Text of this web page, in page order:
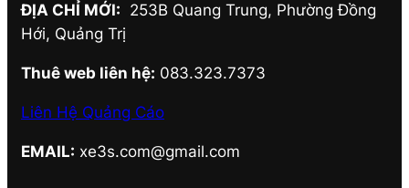
ĐỊA CHỈ MỚI: 253B Quang Trung, Phường Đồng
Hới, Quảng Trị
Thuê web liên hệ: 083.323.7373
Liên Hệ Quảng Cáo
EMAIL: xe3s.com@gmail.com